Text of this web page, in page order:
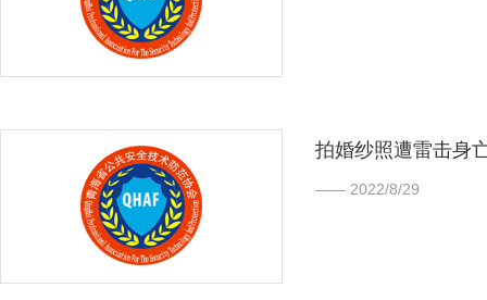
拍婚纱照遭雷击身
—— 2022/8/29